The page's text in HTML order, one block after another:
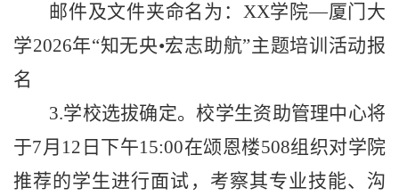
邮件及文件夹命名为： XX学院—厦门大
学2026年“知无央•宏志助航”主题培训活动报
名
3.学校选拔确定。校学生资助管理中心将
于7月 12 日下午15:00在颂恩楼508组 织对学院
推荐的学生进行面试，考察其专业技能、沟